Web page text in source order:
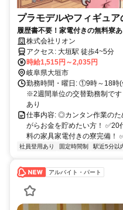
プラモデルやフィギュア
履歴書不要！家電付きの無料寮
株式会社リオン
アクセス: 大垣駅 徒歩4~5分
時給1,515円～2,035円
岐阜県大垣市
勤務時間・曜日: ①9時～18時
※2週間単位の交替勤務制で
あり
仕事内容: ◎カンタン作業のた
がらお金を貯めたい方！ ✅20
料の家具家電付きの寮完備！
社員登用あり 固定時間制 駅近5分以
アルバイト・パート